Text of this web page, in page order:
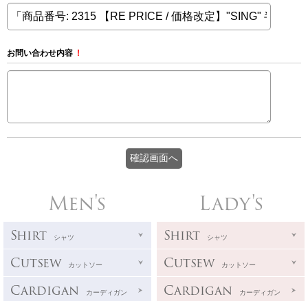
お問い合わせ内容 !
Men's
Shirt シャツ
Cutsew カットソー
Cardigan カーディガン
Lady's
Shirt シャツ
Cutsew カットソー
Cardigan カーディガン